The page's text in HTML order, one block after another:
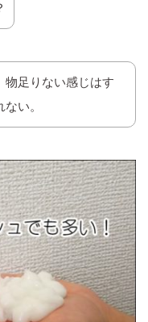
物足りない感じはす
い。